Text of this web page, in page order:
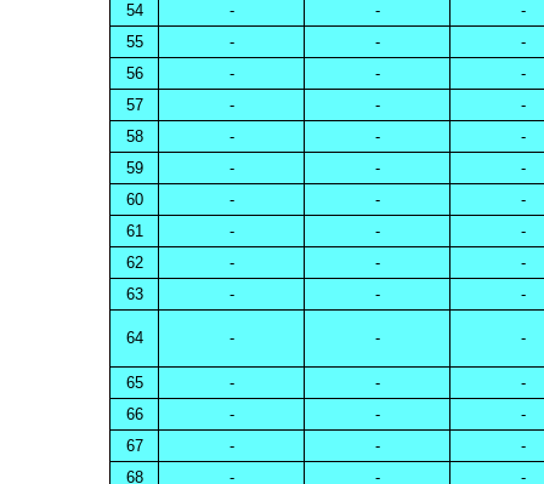
54
- -
-
55
- -
-
56
- -
-
57
- -
-
58
- -
-
59
- -
-
60
- -
-
61
- -
-
62
- -
-
63
- - -
64 - - -
65 - -
-
66
- -
-
67
- -
-
68
- -
-